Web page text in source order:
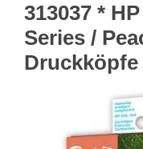
313037 *
Series /